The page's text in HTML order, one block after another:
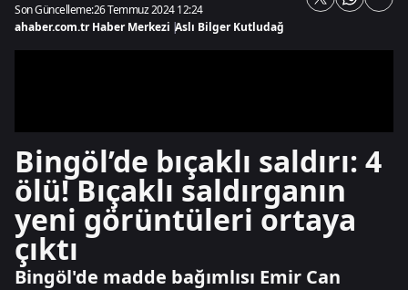
Son Güncelleme:26 Temmuz 2024 12:24
ahaber.com.tr Haber Merkezi |Aslı Bilger Kutludağ
Bingöl’de bıçaklı saldırı: 4
ölü! Bıçaklı saldırganın
yeni görüntüleri ortaya
çıktı
Bingöl'de madde bağımlısı Emir Can